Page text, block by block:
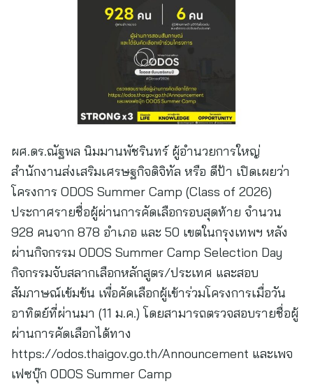
ผศ.ดร.ณัฐพล นิมมานพัชรินทร์ ผู้อำนวยการใหญ่
สำนักงานส่งเสริมเศรษฐกิจดิจิทัล หรือ ดีป้า เปิดเผยว่า
โครงการ ODOS Summer Camp (Class of 2026)
ประกาศรายชื่อผู้ผ่านการคัดเลือกรอบสุดท้าย จำนวน
928 คนจาก 878 อำเภอ และ 50 เขตในกรุงเทพฯ หลัง
ผ่านกิจกรรม ODOS Summer Camp Selection Day
กิจกรรมจับสลากเลือกหลักสูตร/ประเทศ และสอบ
สัมภาษณ์เข้มข้น เพื่อคัดเลือกผู้เข้าร่วมโครงการเมื่อวัน
อาทิตย์ที่ผ่านมา (11 ม.ค.) โดยสามารถตรวจสอบรายชื่อผู้
ผ่านการคัดเลือกได้ทาง
https://odos.thaigov.go.th/Announcement และเพจ
เฟซบุ๊ก ODOS Summer Camp